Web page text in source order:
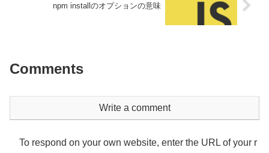
npm installのオプションの意味
Comments
Write a comment
To respond on your own website, enter the URL of your r